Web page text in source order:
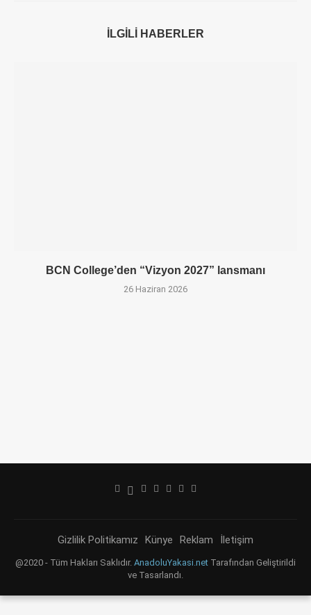
İLGILI HABERLER
BCN College’den “Vizyon 2027” lansmanı
26 Haziran 2026
Gizlilik Politikamız Künye Reklam İletişim
@2020 - Tüm Hakları Saklıdır. AnadoluYakasi.net Tarafından Geliştirildi
ve Tasarlandı.